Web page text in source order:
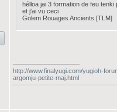
hélloa jai 3 formation de feu tenki
et j'ai vu ceci
Golem Rouages Ancients [TLM]
http://www.finalyugi.com/yugioh-
argomju-petite-maj.html